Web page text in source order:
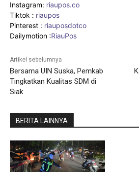
Instagram: riaupos.co
Tiktok : riaupos
Pinterest : riauposdotco
Dailymotion :RiauPos
Artikel sebelumnya
Bersama UIN Suska, Pemkab
Tingkatkan Kualitas SDM di
Siak
BERITA LAINNYA